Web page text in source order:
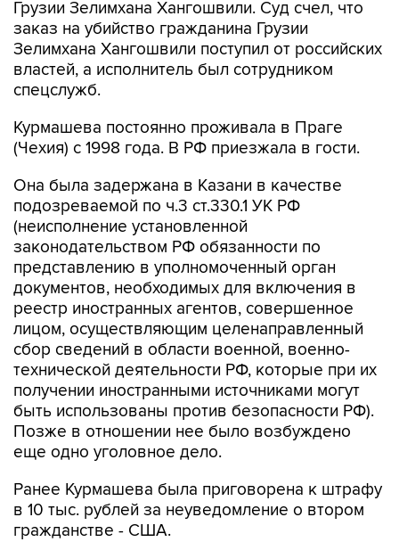
Зелимхана Хангошвили поступил от российских
властей, а исполнитель был сотрудником
спецслужб.
Курмашева постоянно проживала в Праге
Она была задержана в Казани в качестве
(неисполнение установленной
законодательством РФ обязанности по
представлению в уполномоченный орган
документов, необходимых для включения в
реестр иностранных агентов, совершенное
лицом, осуществляющим целенаправленный
сбор сведений в области военной, военно-
технической деятельности РФ, которые при их
получении иностранными источниками могут
быть использованы против безопасности РФ).
Позже в отношении нее было возбуждено
еще одно уголовное дело.
Ранее Курмашева была приговорена к штрафу
гражданстве - США.
Вадим Красиков США